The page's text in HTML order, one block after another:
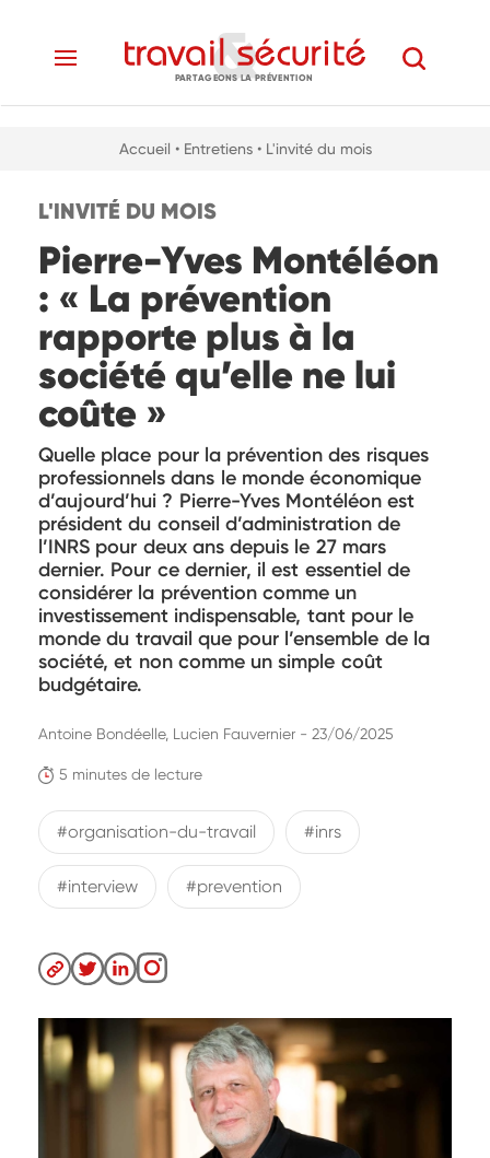
PARTAGEONS LA PRÉVENTION
Accueil • Entretiens • L'invité du mois
L'INVITÉ DU MOIS
Pierre-Yves Montéléon
: « La prévention
rapporte plus à la
société qu’elle ne lui
coûte »
Quelle place pour la prévention des risques
professionnels dans le monde économique
d’aujourd’hui ? Pierre-Yves Montéléon est
président du conseil d’administration de
l’INRS pour deux ans depuis le 27 mars
dernier. Pour ce dernier, il est essentiel de
considérer la prévention comme un
investissement indispensable, tant pour le
monde du travail que pour l’ensemble de la
société, et non comme un simple coût
budgétaire.
5 minutes de lecture
Antoine Bondéelle, Lucien Fauvernier - 23/06/2025
#organisation-du-travail #inrs
#interview #prevention